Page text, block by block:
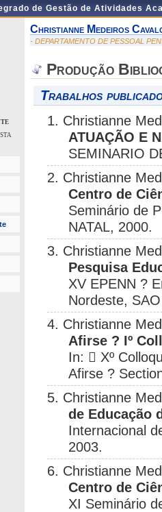
de Gestão de Atividades
Christianne Medeiros
- DEPARTAMENTO DE PESSOAL
Produção
Trabalhos
1. Christianne
ATUAÇÃO E
SEMINARIO
2. Christianne
Centro de
Seminário de
NATAL, 2000.
3. Christianne
Pesquisa
XV EPENN ?
Nordeste,
4. Christianne
Afirse ? Iº
In:  Xº
Afirse ?
5. Christianne
de Educação
Internacional
2003.
6. Christianne
Centro de
XI Seminário